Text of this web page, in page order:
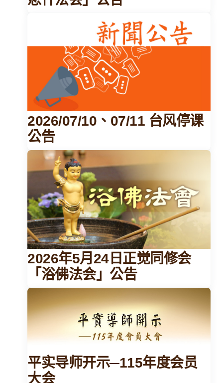
2026/07/10、07/11 台风停课
公告
2026年5月24日正觉同修会
「浴佛法会」公告
平实导师开示─115年度会员
大会